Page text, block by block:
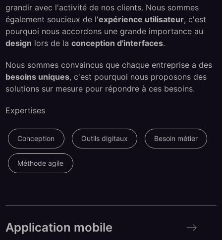
grandir avec l'activité de nos clients. Nous sommes
également soucieux de l'expérience utilisateur, c'est
pourquoi nous accordons une grande importance au
design lors de laconception d'interfaces.
Nous sommes convaincus que chaque entreprise a des
besoins uniques, c'est pourquoi nous proposons des
solutions sur mesure pour répondre à ces besoins.
Expertises
Conception Outils digitaux Besoin métier
Méthode agile
Application mobile